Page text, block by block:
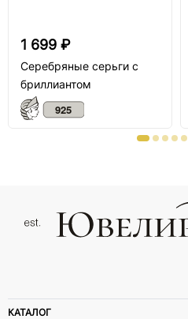
1 699 ₽
Серебряные серьги с
бриллиантом
КАТАЛОГ